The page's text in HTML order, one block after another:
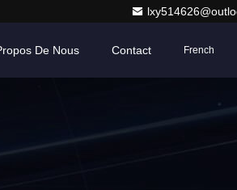
De Nous Contact French